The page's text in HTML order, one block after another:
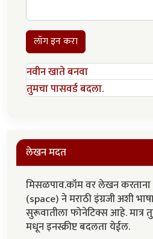
लॉग इन करा
नवीन खाते बनवा
तुमचा पासवर्ड बदला.
लेखन मदत
मिसळपाव.कॉम वर लेखन
(space) ने मराठी इंग्रजी अशी
सुरूवातीला फोनेटिक्स आहे. मात्र
मधून इनस्क्रीप्ट बदलता येईल.